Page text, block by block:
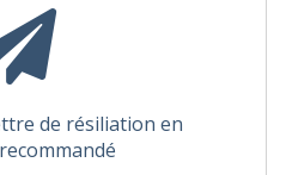
de résiliation en